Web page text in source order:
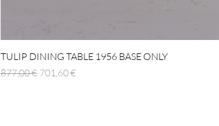
TULIP DINING TABLE 1956 BASE ONLY
Prezzo regolare
877,00 € Prezzo scontato
701,60 €